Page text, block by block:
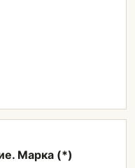
Марка (*)